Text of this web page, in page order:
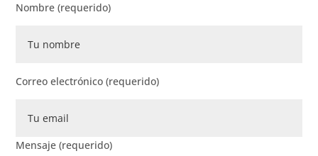
Nombre (requerido)
Correo electrónico (requerido)
Mensaje (requerido)